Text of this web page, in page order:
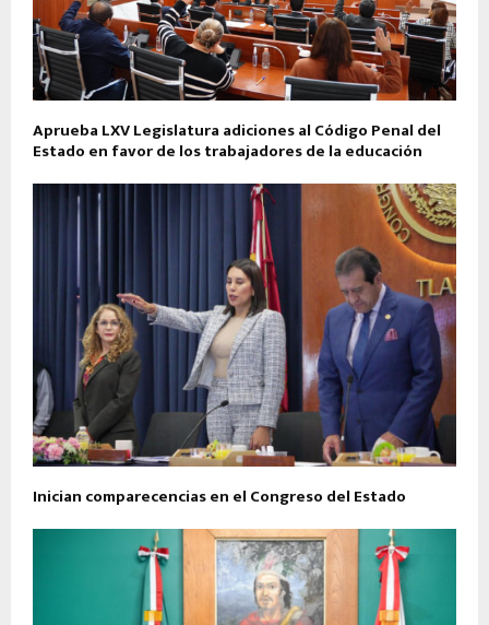
Aprueba LXV Legislatura adiciones al Código Penal del
Estado en favor de los trabajadores de la educación
Inician comparecencias en el Congreso del Estado